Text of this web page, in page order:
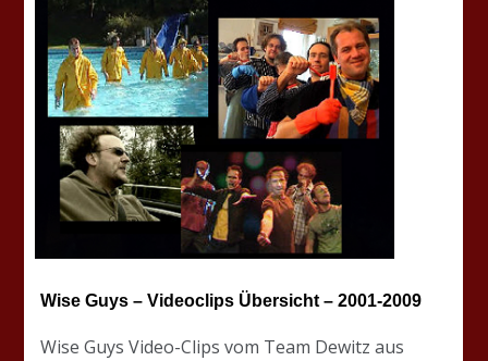
Wise Guys – Videoclips Übersicht – 2001-2009
Wise Guys Video-Clips vom Team Dewitz aus